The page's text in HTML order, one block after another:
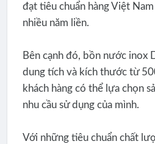
đạt tiêu chuẩn hàng Việt
nhiều năm liền.
Bên cạnh đó, bồn nước inox
dung tích và kích thước từ
khách hàng có thể lựa chọn
nhu cầu sử dụng của mình.
Với những tiêu chuẩn chất